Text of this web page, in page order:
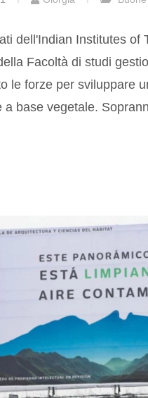
dell'Indian Institutes of
Facoltà di studi
le forze per sviluppare
a base vegetale.